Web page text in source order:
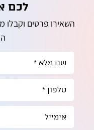
לכם
השאירו פרטים וקבלו